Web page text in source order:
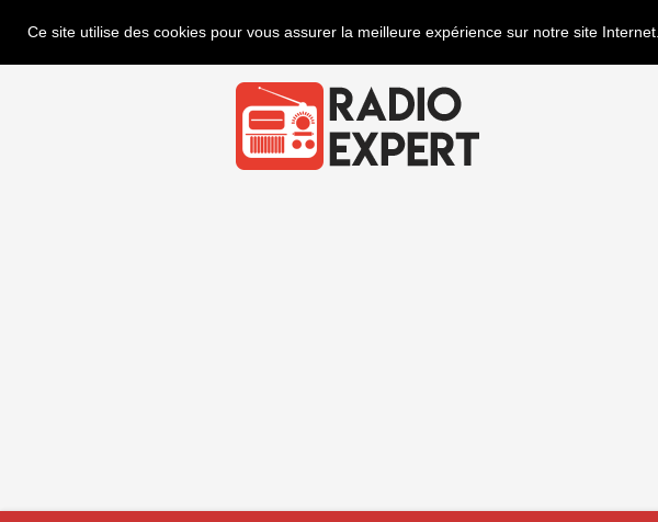
Ce site utilise des cookies pour vous assurer la meilleure expérience sur notre site Internet.